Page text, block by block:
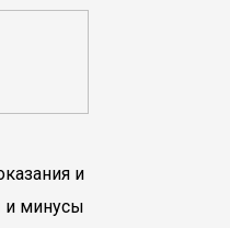
и
и минусы